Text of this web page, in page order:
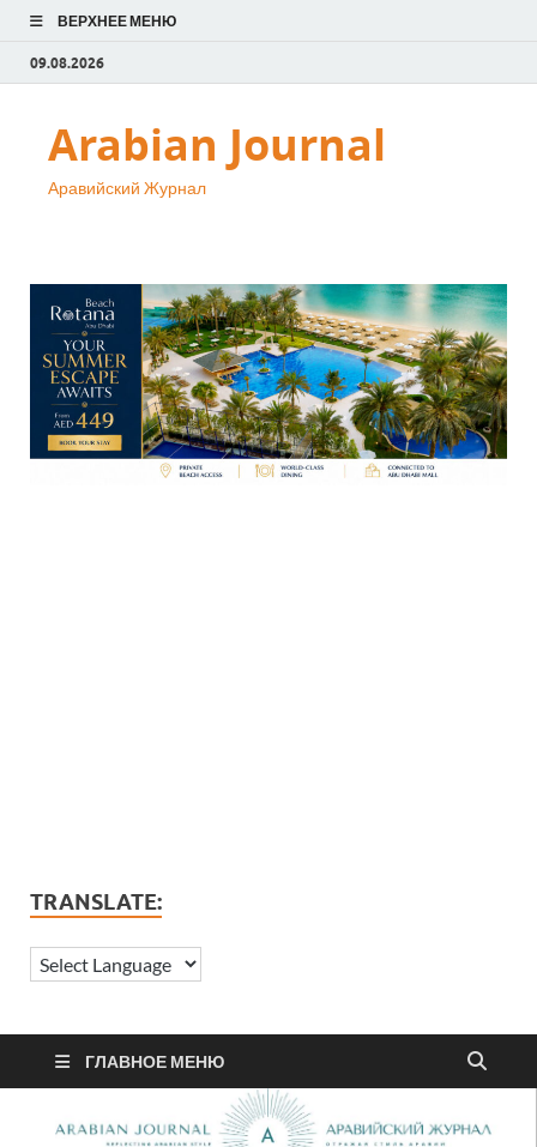
ВЕРХНЕЕ МЕНЮ
09.08.2026
Arabian Journal
Аравийский Журнал
TRANSLATE:
ГЛАВНОЕ МЕНЮ